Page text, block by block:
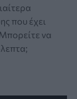
που έχει
να